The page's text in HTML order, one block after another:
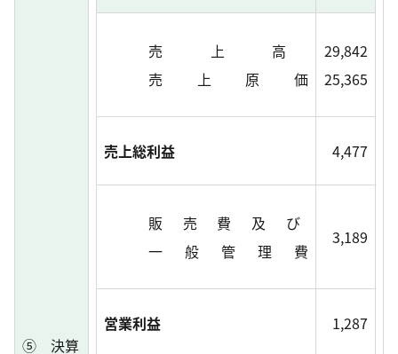
⑤ 決算
売 上 高
売 上 原 価
29,842
25,365
売上総利益 4,477
販 売 費 及 び
一 般 管 理 費
3,189
営業利益 1,287